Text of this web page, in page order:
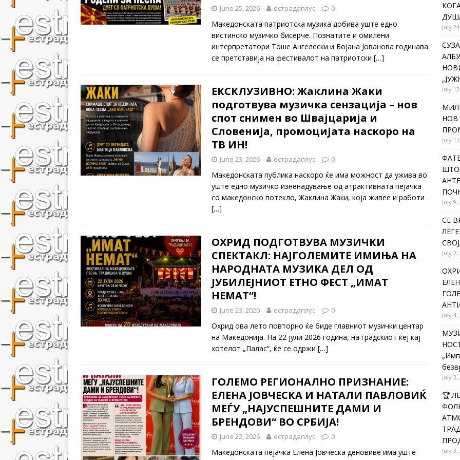
June 25, 2026 естрадаплус 0
Македонската патриотска музика добива уште едно
вистинско музичко бисерче. Познатите и омилени
интерпретатори Тоше Ангелески и Бојана Јованова годинава
се претставија на фестивалот на патриотски […]
ЕКСКЛУЗИВНО: Жаклина Жаки
подготвува музичка сензација – нов
спот снимен во Швајцарија и
Словенија, промоцијата наскоро на
ТВ ИН!
June 23, 2026 естрадаплус 0
Македонската публика наскоро ќе има можност да ужива во
уште едно музичко изненадување од атрактивната пејачка
со македонско потекло, Жаклина Жаки, која живее и работи
[…]
ОХРИД ПОДГОТВУВА МУЗИЧКИ
СПЕКТАКЛ: НАЈГОЛЕМИТЕ ИМИЊА НА
НАРОДНАТА МУЗИКА ДЕЛ ОД
ЈУБИЛЕЈНИОТ ЕТНО ФЕСТ „ИМАТ
НЕМАТ“!
June 23, 2026 естрадаплус 0
Охрид ова лето повторно ќе биде главниот музички центар
на Македонија. На 22 јули 2026 година, на градскиот кеј кај
хотелот „Палас“, ќе се одржи […]
ГОЛЕМО РЕГИОНАЛНО ПРИЗНАНИЕ:
ЕЛЕНА ЈОВЧЕСКА И НАТАЛИ ПАВЛОВИЌ
МЕЃУ „НАЈУСПЕШНИТЕ ДАМИ И
БРЕНДОВИ“ ВО СРБИЈА!
June 22, 2026 естрадаплус 0
Македонската пејачка Елена Јовческа деновиве има уште
July
July
НОВ
July
ШТО
July 9,
СЕ
July 7,
July 4,
July 3,
🏆
July 3,